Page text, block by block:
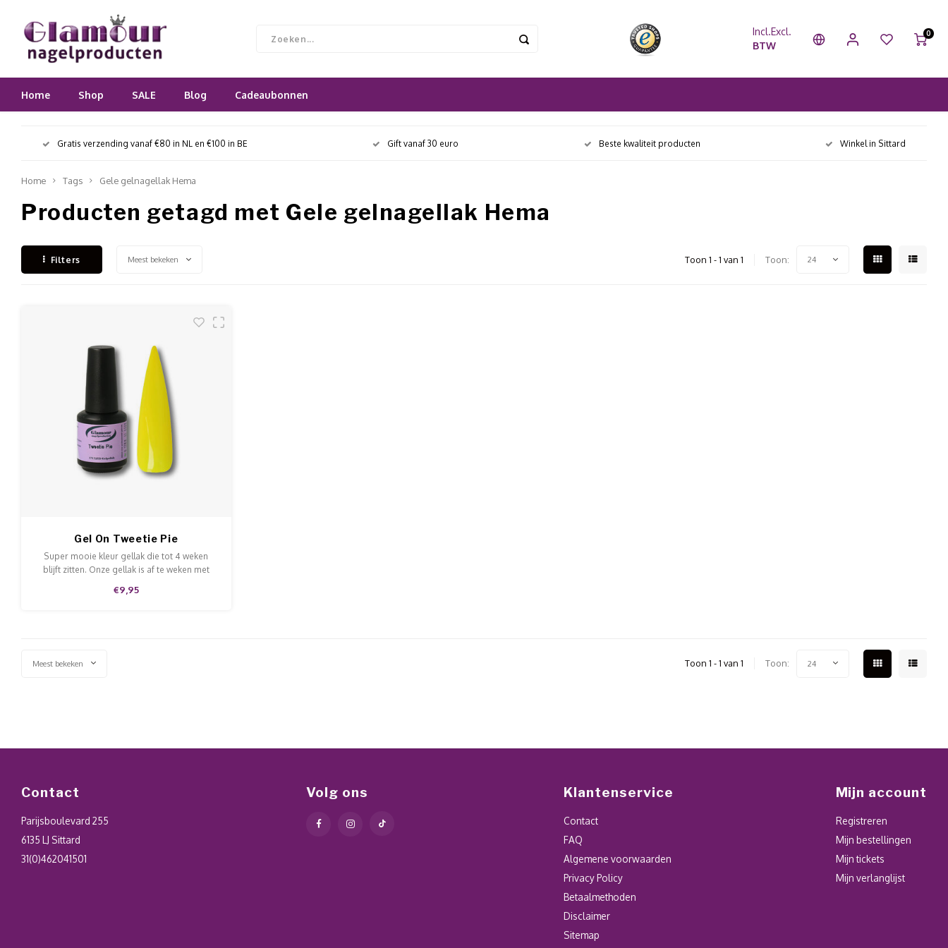
Incl.Excl.
BTW
0
Home Shop SALE Blog Cadeaubonnen
Gratis verzending vanaf €80 in NL en €100 in BE Gift vanaf 30 euro Beste kwaliteit producten Winkel in Sittard
Home Tags Gele gelnagellak Hema
Producten getagd met Gele gelnagellak Hema
Filters Meest bekeken Toon 1 - 1 van 1 Toon: 24
Gel On Tweetie Pie
Super mooie kleur gellak die tot 4 weken
blijft zitten. Onze gellak is af te weken met
brengen op de natuurlijke nagels, acryl en
€9,95
Meest bekeken Toon 1 - 1 van 1 Toon: 24
Contact
Parijsboulevard 255
6135 LJ Sittard
31(0)462041501
Volg ons Klantenservice
Contact
FAQ
Algemene voorwaarden
Privacy Policy
Betaalmethoden
Disclaimer
Sitemap
Mijn account
Registreren
Mijn bestellingen
Mijn tickets
Mijn verlanglijst